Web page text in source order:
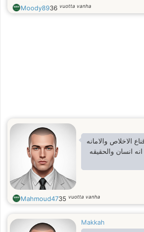
Moody8936 vuotta vanha
الاخلاص والامانه
انسان والحقيقه
Mahmoud4735 vuotta vanha
Makkah